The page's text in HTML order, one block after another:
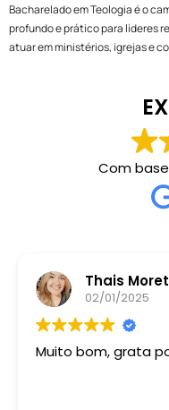
Bacharelado em Teologia é o
profundo e prático para líderes
atuar em ministérios, igrejas e
Com
Thais
02/01/2025
Muito bom, grata